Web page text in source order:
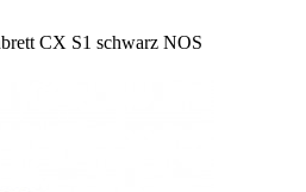
CX S1 schwarz NOS